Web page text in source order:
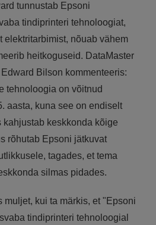
tunnustab Epsoni
tindiprinteri tehnoloogiat,
elektritarbimist, nõuab vähem
heitkoguseid. DataMaster
Edward Bilson kommenteeris:
tehnoloogia on võitnud
aasta, kuna see on endiselt
keskkonda kõige
rõhutab Epsoni jätkuvat
tagades, et tema
silmas pidades.
muljet, kui ta märkis, et "Epsoni
tindiprinteri tehnoloogial